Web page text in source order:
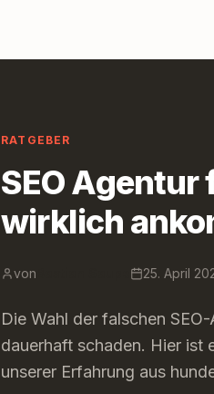
RATGEBER
SEO
wirklich
von 25. April
Die Wahl der falschen
dauerhaft schaden. Hier ist
unserer Erfahrung aus